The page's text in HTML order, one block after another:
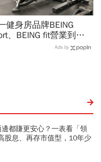
健身房品牌BEING
、BEING fit營業到這
！統一佳佳如何退費、轉
Ads by
都賺更安心？一表看「領
股息、再存市值型，10年少